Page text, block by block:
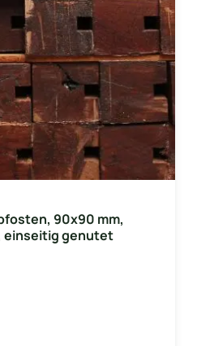
90x90 mm,
einseitig genutet